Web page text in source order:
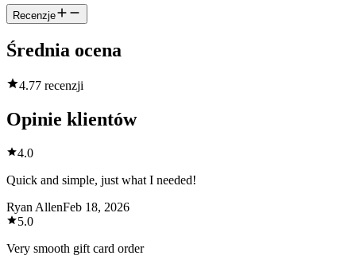
Recenzje
Średnia ocena
4.77 recenzji
Opinie klientów
4.0
Quick and simple, just what I needed!
Ryan AllenFeb 18, 2026
5.0
Very smooth gift card order